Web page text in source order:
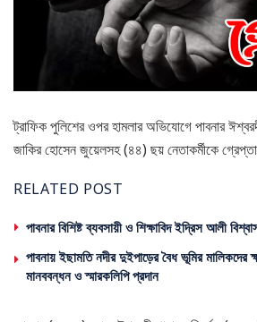
ট্রাফিক পুলিশের ওপর হামলার অভিযোগে পাবনার
জাকির হোসেন জুয়েলসহ (৪৪) ছয় নেতাকর্মীকে
RELATED POST
পাবনার বিশিষ্ট ব্যবসায়ী ও শিক্ষাবিদ ইদ্রিস আলী
পাবনায় ইছামতি নদীর দুইপাড়ের বৈধ ভূমির মালিকদের
মানববন্ধন ও স্মারকলিপি প্রদান